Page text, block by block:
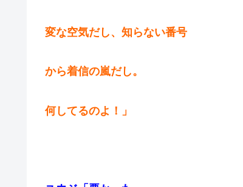
変な空気だし、知らない番号
から着信の嵐だし。
何してるのよ！」